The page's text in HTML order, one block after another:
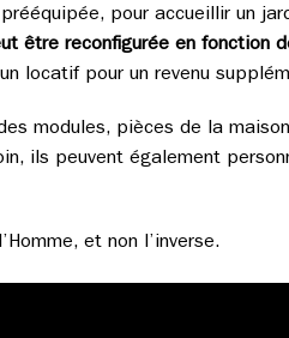
pour accueillir un
être reconfigurée en fonction
locatif pour un revenu
modules, pièces de la
ils peuvent également
et non l’inverse.